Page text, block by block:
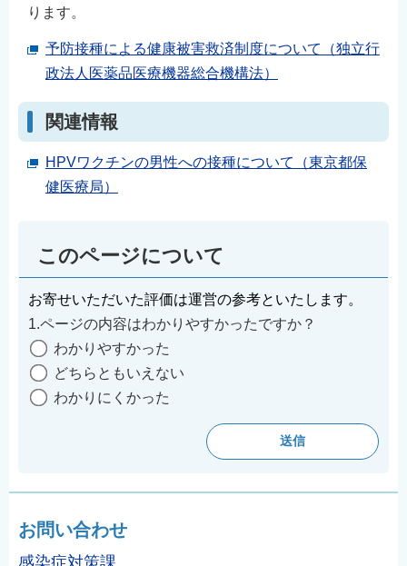
ります。
予防接種による健康被害救済制度について（独立行
政法人医薬品医療機器総合機構法）
関連情報
HPVワクチンの男性への接種について（東京都保
健医療局）
このページについて
お寄せいただいた評価は運営の参考といたします。
1.ページの内容はわかりやすかったですか？
わかりやすかった
どちらともいえない
わかりにくかった
お問い合わせ
感染症対策課